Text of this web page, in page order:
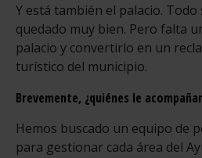
Y está también el palacio.
quedado muy bien. Pero falta
palacio y convertirlo en un
turístico del municipio.
Brevemente, ¿quiénes le
Hemos buscado un equipo de
para gestionar cada área del